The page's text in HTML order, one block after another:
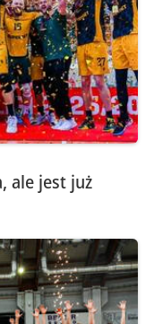
ale jest już